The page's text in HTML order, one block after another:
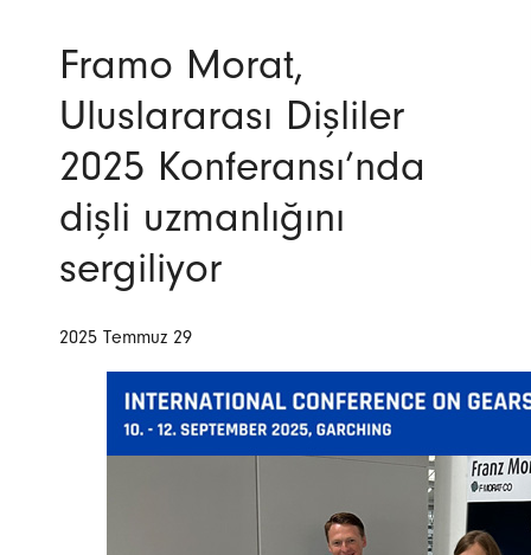
Framo Morat,
Uluslararası Dişliler
2025 Konferansı’nda
dişli uzmanlığını
sergiliyor
2025 Temmuz 29